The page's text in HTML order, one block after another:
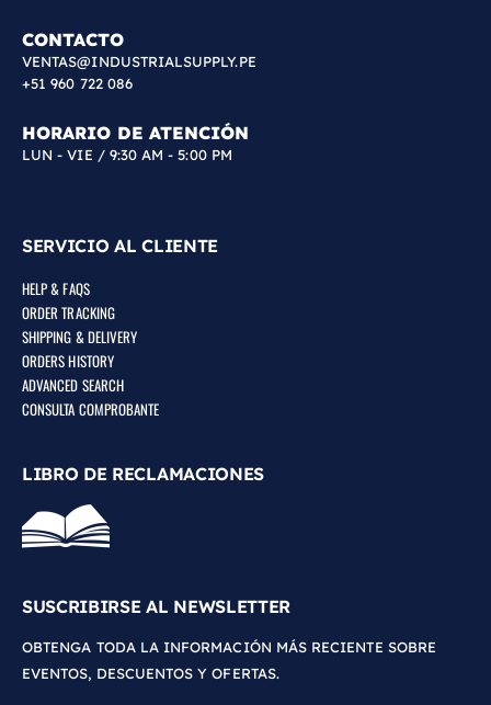
CONTACTO
VENTAS@INDUSTRIALSUPPLY.PE
+51 960 722 086
HORARIO DE ATENCIÓN
LUN - VIE / 9:30 AM - 5:00 PM
SERVICIO AL CLIENTE
HELP & FAQS
ORDER TRACKING
SHIPPING & DELIVERY
ORDERS HISTORY
ADVANCED SEARCH
CONSULTA COMPROBANTE
LIBRO DE RECLAMACIONES
SUSCRIBIRSE AL NEWSLETTER
OBTENGA TODA LA INFORMACIÓN MÁS RECIENTE SOBRE
EVENTOS, DESCUENTOS Y OFERTAS.